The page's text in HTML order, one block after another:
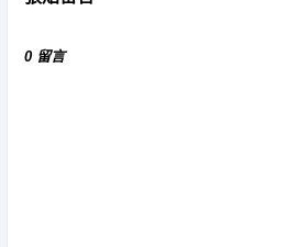
0 留言